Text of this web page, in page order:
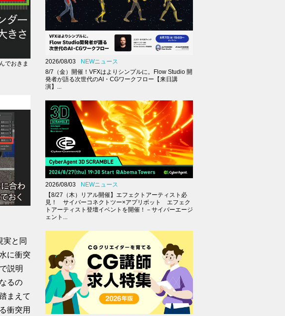
でおきま
実と同
に衝突
説明
るの
まえて
衝突用
2026/08/03
NEWニュース
8/7（金）開催！VFXはよりシンプルに。Flow Studio 開
発者が語る次世代のAI・CGワークフロー【来日講
演】...
2026/08/03
NEWニュース
【8/27（木）リアル開催】エフェクトアーティスト必
見！ サイバーコネクトツー×アプリボット エフェク
トアーティスト登壇イベントを開催！－サイバーエージ
ェント...